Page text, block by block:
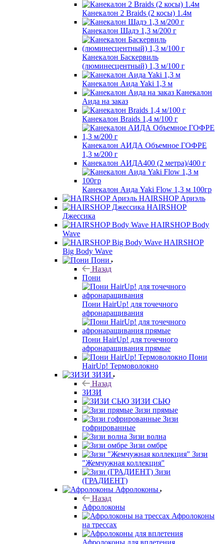
Канекалон 2 Braids (2 косы) 1.4м
Канекалон Шадэ 1,3 м/200 г
Канекалон Баскервиль
(люминесцентный) 1,3 м/100 г
Канекалон Аида Yaki 1,3 м
Канекалон
Аида на заказ
Канекалон Braids 1,4 м/100 г
Канекалон АИДА Объемное ГОФРЕ
1,3 м/200 г
Канекалон АИДА400 (2 метра)/400 г
Канекалон Аида Yaki Flow 1,3 м 100гр
HAIRSHOP Ариэль
HAIRSHOP
Джессика
HAIRSHOP Body
Wave
HAIRSHOP
Big Body Wave
Пони
Назад
Пони
Пони HairUp! для точечного
афронаращивания
Пони HairUp! для точечного
афронаращивания прямые
Пони
HairUp! Термоволокно
ЗИЗИ
Назад
ЗИЗИ
ЗИЗИ СЬЮ
Зизи прямые
Зизи
гофрированные
Зизи волна
Зизи омбре
Зизи
"Жемчужная коллекция"
Зизи
(ГРАДИЕНТ)
Афролоконы
Назад
Афролоконы
Афролоконы
на трессах
Афролоконы для вплетения